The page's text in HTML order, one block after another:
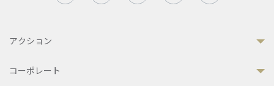
アクション
コーポレート